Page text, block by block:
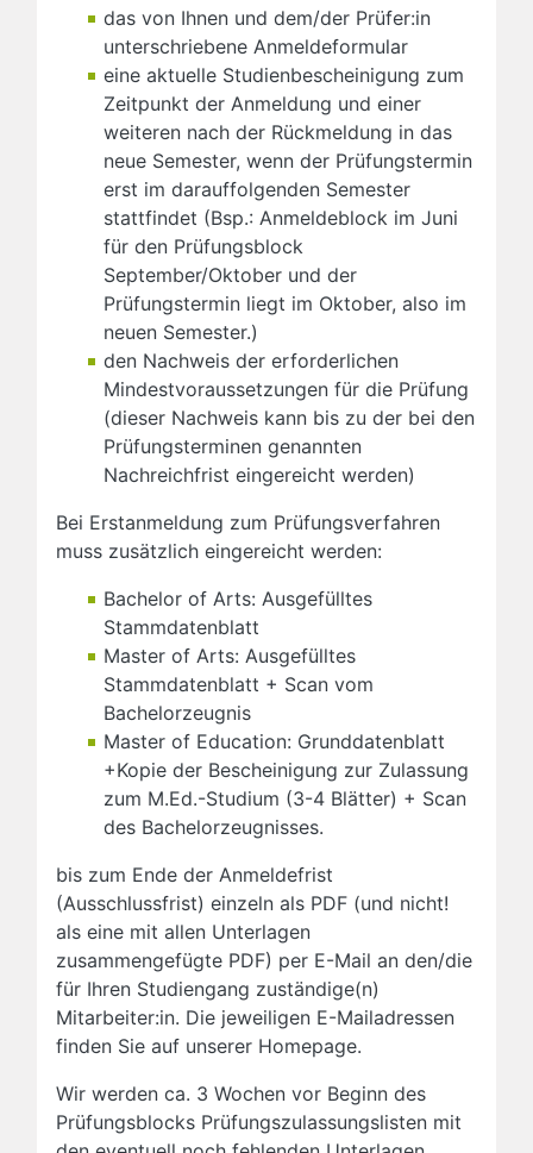
das von Ihnen und dem/der Prüfer:in
unterschriebene Anmeldeformular
eine aktuelle Studienbescheinigung zum
Zeitpunkt der Anmeldung und einer
weiteren nach der Rückmeldung in das
neue Semester, wenn der Prüfungstermin
erst im darauffolgenden Semester
stattfindet (Bsp.: Anmeldeblock im Juni
für den Prüfungsblock
September/Oktober und der
Prüfungstermin liegt im Oktober, also im
neuen Semester.)
den Nachweis der erforderlichen
Mindestvoraussetzungen für die Prüfung
(dieser Nachweis kann bis zu der bei den
Prüfungsterminen genannten
Nachreichfrist eingereicht werden)
Bei Erstanmeldung zum Prüfungsverfahren
muss zusätzlich eingereicht werden:
Bachelor of Arts: Ausgefülltes
Stammdatenblatt
Master of Arts: Ausgefülltes
Stammdatenblatt + Scan vom
Bachelorzeugnis
Master of Education: Grunddatenblatt
+Kopie der Bescheinigung zur Zulassung
zum M.Ed.-Studium (3-4 Blätter) + Scan
des Bachelorzeugnisses.
bis zum Ende der Anmeldefrist
(Ausschlussfrist) einzeln als PDF (und nicht!
als eine mit allen Unterlagen
zusammengefügte PDF) per E-Mail an den/die
für Ihren Studiengang zuständige(n)
Mitarbeiter:in. Die jeweiligen E-Mailadressen
finden Sie auf unserer Homepage.
Wir werden ca. 3 Wochen vor Beginn des
Prüfungsblocks Prüfungszulassungslisten mit